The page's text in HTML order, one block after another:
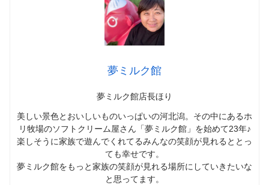
夢ミルク館
夢ミルク館店長ほり
美しい景色とおいしいものいっぱいの河北潟。その中にあるホ
リ牧場のソフトクリーム屋さん「夢ミルク館」を始めて23年♪
楽しそうに家族で遊んでくれてるみんなの笑顔が見れるととっ
ても幸せです。
夢ミルク館をもっと家族の笑顔が見れる場所にしていきたいな
と思ってます。